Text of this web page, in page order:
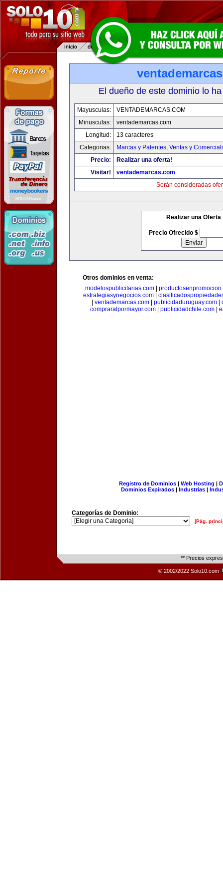
El dueño de este dominio lo
Mayusculas:
VENTADEMARCAS.COM
Minusculas:
ventademarcas.com
Longitud:
13 caracteres
Categorias:
Marcas y Patentes, Ventas y
Precio:
Realizar una oferta!
Visitar!
ventademarcas.com
Serán consideradas
Realizar una Oferta
Precio Ofrecido $
Otros dominios en venta:
modelospublicitarias.com
estrategiasynegocios.com|
ventademarcas.com publicidaduruguay.com
compraralpormayor.com| publicidadchile.com|
Registro de Dominios| Web Hosting |
Dominios Expirados | Industrias |
Categorías de Dominio:
[Pág.
** Precios
© 2002/2022 Solo10.com